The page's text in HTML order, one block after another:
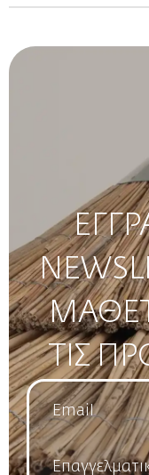
ΤΙΣ
Email
*
Name
*